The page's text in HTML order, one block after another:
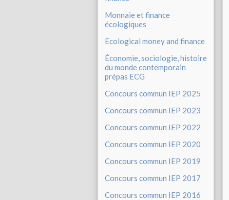
Monnaie et finance
écologiques
Ecological money and finance
Économie, sociologie, histoire
du monde contemporain
prépas ECG
Concours commun IEP 2025
Concours commun IEP 2023
Concours commun IEP 2022
Concours commun IEP 2020
Concours commun IEP 2019
Concours commun IEP 2017
Concours commun IEP 2016